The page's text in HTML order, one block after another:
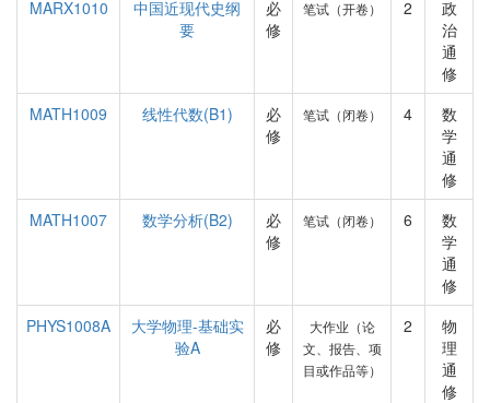
MARX1010
中国近现代史纲
要
必
修
笔试（开卷） 2
政
治
通
修
MATH1009
线性代数(B1)
必
修
笔试（闭卷） 4
数
学
通
修
MATH1007
数学分析(B2)
必
修
笔试（闭卷） 6
数
学
通
修
PHYS1008A
大学物理-基础实
验A
必
修
大作业（论
文、报告、项
目或作品等）
2
物
理
通
修